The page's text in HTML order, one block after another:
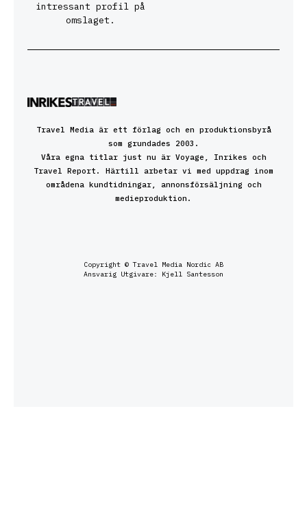
intressant profil på
omslaget.
Travel Media är ett förlag och en produktionsbyrå
som grundades 2003.
Våra egna titlar just nu är Voyage, Inrikes och
Travel Report. Härtill arbetar vi med uppdrag inom
områdena kundtidningar, annonsförsäljning och
medieproduktion.
Copyright © Travel Media Nordic AB
Ansvarig Utgivare: Kjell Santesson